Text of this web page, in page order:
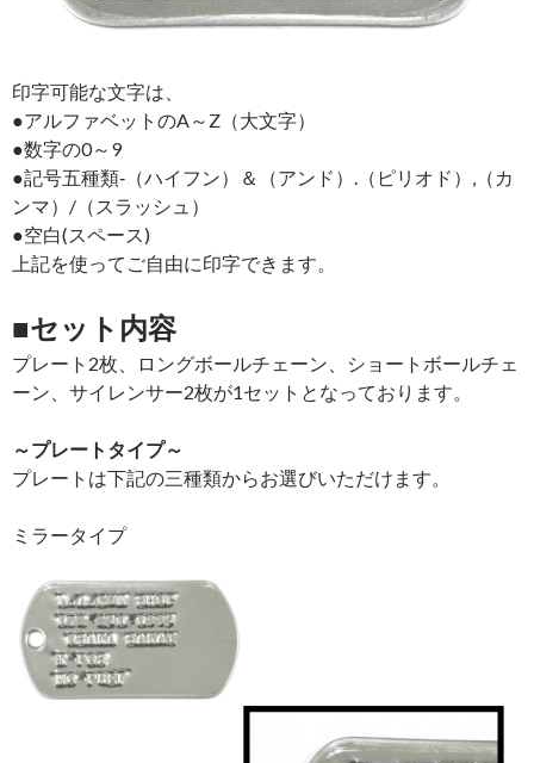
印字可能な文字は、
●アルファベットのA～Z（大文字）
●数字の0～9
●記号五種類‐（ハイフン）＆（アンド）.（ピリオド）,（カ
ンマ）/（スラッシュ）
●空白(スペース)
上記を使ってご自由に印字できます。
■セット内容
プレート2枚、ロングボールチェーン、ショートボールチェ
ーン、サイレンサー2枚が1セットとなっております。
～プレートタイプ～
プレートは下記の三種類からお選びいただけます。
ミラータイプ